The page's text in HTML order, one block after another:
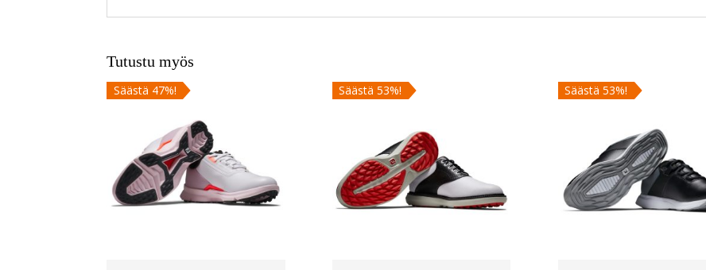
Tutustu myös
Säästä 47%! Säästä 53%! Säästä 53%!